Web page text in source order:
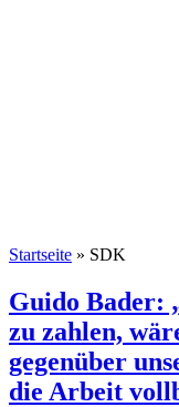
Startseite » SDK
Guido Bader:
zu zahlen,
gegenüber
die Arbeit